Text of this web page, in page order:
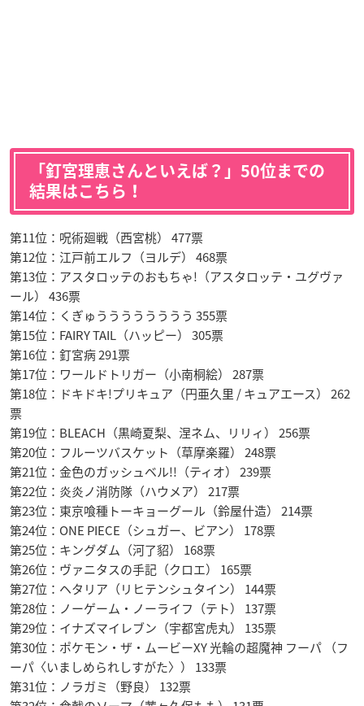
「釘宮理恵さんといえば？」50位までの
結果はこちら！
第11位：呪術廻戦（西宮桃） 477票
第12位：江戸前エルフ（ヨルデ） 468票
第13位：アスタロッテのおもちゃ!（アスタロッテ・ユグヴァ
ール） 436票
第14位：くぎゅうううううううう 355票
第15位：FAIRY TAIL（ハッピー） 305票
第16位：釘宮病 291票
第17位：ワールドトリガー（小南桐絵） 287票
第18位：ドキドキ!プリキュア（円亜久里 / キュアエース） 262
票
第19位：BLEACH（黒崎夏梨、涅ネム、リリィ） 256票
第20位：フルーツバスケット（草摩楽羅） 248票
第21位：金色のガッシュベル!!（ティオ） 239票
第22位：炎炎ノ消防隊（ハウメア） 217票
第23位：東京喰種トーキョーグール（鈴屋什造） 214票
第24位：ONE PIECE（シュガー、ビアン） 178票
第25位：キングダム（河了貂） 168票
第26位：ヴァニタスの手記（クロエ） 165票
第27位：ヘタリア（リヒテンシュタイン） 144票
第28位：ノーゲーム・ノーライフ（テト） 137票
第29位：イナズマイレブン（宇都宮虎丸） 135票
第30位：ポケモン・ザ・ムービーXY 光輪の超魔神 フーパ （フ
ーパ〈いましめられしすがた〉） 133票
第31位：ノラガミ（野良） 132票